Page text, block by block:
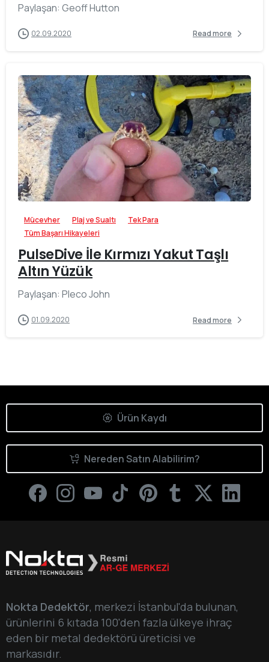
Paylaşan: Geoff Hutton
02.09.2020 Read more
-
Mücevher Plaj ve Sualtı
Tek Para
Tüm Başarı Hikayeleri
PulseDive İle Kırmızı Yakut Taşlı
Altın Yüzük
Paylaşan: Pleco John
01.09.2020 Read more
Ürün Kaydı
Nereden Satın Alabilirim?
Nokta Dedektör, merkezi İstanbul'da bulunan,
ürünlerini 6 kıtada 100'den fazla ülkeye ihraç
eden bir metal dedektörü üreticisi ve
markasıdır.